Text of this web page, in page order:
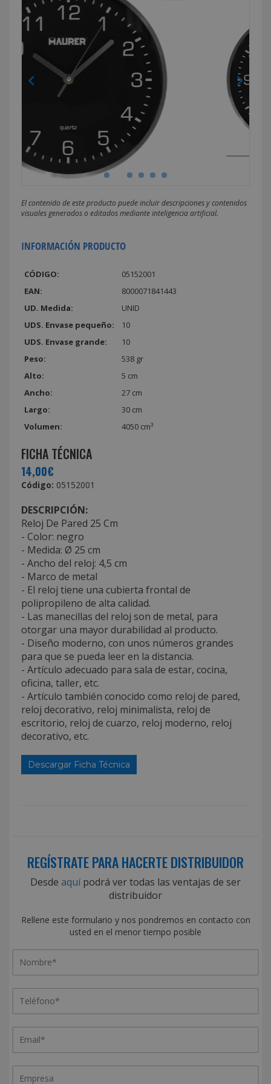
El contenido de este producto puede incluir descripciones y contenidos
visuales generados o editados mediante inteligencia artificial.
INFORMACIÓN PRODUCTO
CÓDIGO:
05152001
EAN:
8000071841443
UD. Medida:
UNID
UDS. Envase pequeño:
10
UDS. Envase grande:
10
Peso:
538 gr
Alto:
5 cm
Ancho:
27 cm
Largo:
30 cm
Volumen:
4050 cm³
FICHA TÉCNICA
14,00€
Código: 05152001
DESCRIPCIÓN:
Reloj De Pared 25 Cm
- Color: negro
- Medida: Ø 25 cm
- Ancho del reloj: 4,5 cm
- Marco de metal
- El reloj tiene una cubierta frontal de
polipropileno de alta calidad.
- Las manecillas del reloj son de metal, para
otorgar una mayor durabilidad al producto.
- Diseño moderno, con unos números grandes
para que se pueda leer en la distancia.
- Artículo adecuado para sala de estar, cocina,
oficina, taller, etc.
- Artículo también conocido como reloj de pared,
reloj decorativo, reloj minimalista, reloj de
escritorio, reloj de cuarzo, reloj moderno, reloj
decorativo, etc.
Descargar Ficha Técnica
REGÍSTRATE PARA HACERTE DISTRIBUIDOR
Desde aquípodrá ver todas las ventajas de ser
distribuidor
Rellene este formulario y nos pondremos en contacto con
usted en el menor tiempo posible